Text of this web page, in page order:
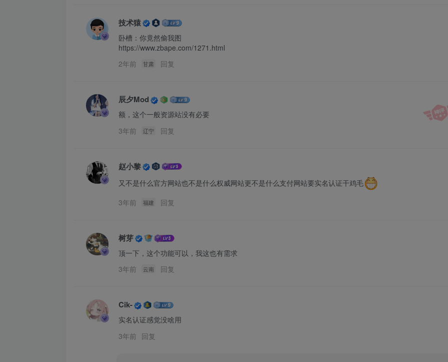
技术猿
卧槽：你竟然偷我图
https://www.zbape.com/1271.html
2年前
甘肃 回复
辰夕Mod
额，这个一般资源站没有必要
3年前
辽宁 回复
赵小黎
又不是什么官方网站也不是什么权威网站更不是什么支付网站要实名认证干鸡毛
3年前
福建 回复
树芽
顶一下，这个功能可以，我这也有需求
3年前
云南 回复
Cik-
实名认证感觉没啥用
3年前 回复